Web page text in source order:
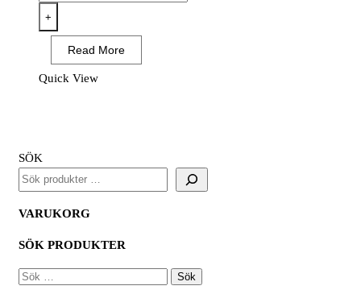
PW3
Hi-
Klass
+
Read More
Quick View
SÖK
VARUKORG
SÖK PRODUKTER
SÖK